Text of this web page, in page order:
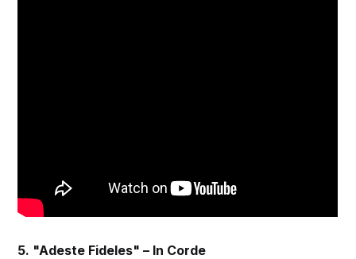
5. "Adeste Fideles" – In Corde